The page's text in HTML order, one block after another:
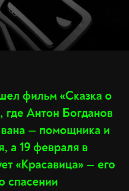
фильм «Сказка о
где Антон Богданов
— помощника и
а 19 февраля в
«Красавица» — его
спасении